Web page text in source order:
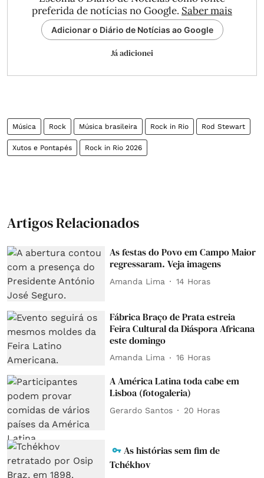
preferida de notícias no Google. Saber mais
Adicionar o Diário de Notícias ao Google
Já adicionei
Música Rock Música brasileira Rock in Rio Rod Stewart
Xutos e Pontapés Rock in Rio 2026
Artigos Relacionados
As festas do Povo em Campo Maior
regressaram. Veja imagens
Amanda Lima 14 Horas
Fábrica Braço de Prata estreia
Feira Cultural da Diáspora Africana
este domingo
Amanda Lima 16 Horas
A América Latina toda cabe em
Lisboa (fotogaleria)
Gerardo Santos 20 Horas
As histórias sem fim de
Tchékhov